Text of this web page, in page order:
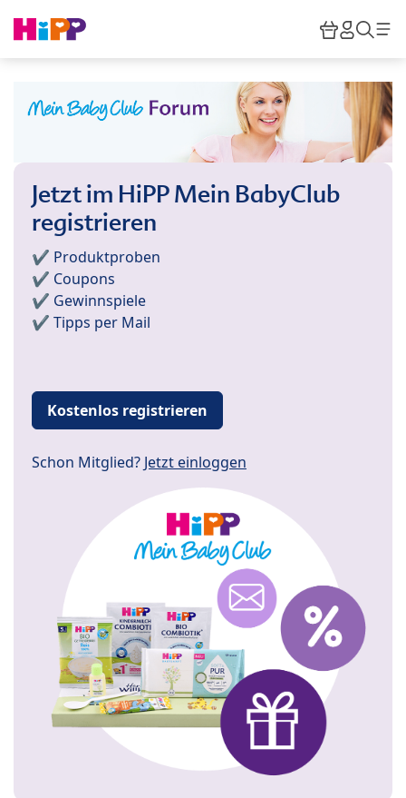
HiPP
Jetzt im HiPP Mein BabyClub
registrieren
✔️ Produktproben
✔️ Coupons
✔️ Gewinnspiele
✔️ Tipps per Mail
Kostenlos registrieren
Schon Mitglied? Jetzt einloggen